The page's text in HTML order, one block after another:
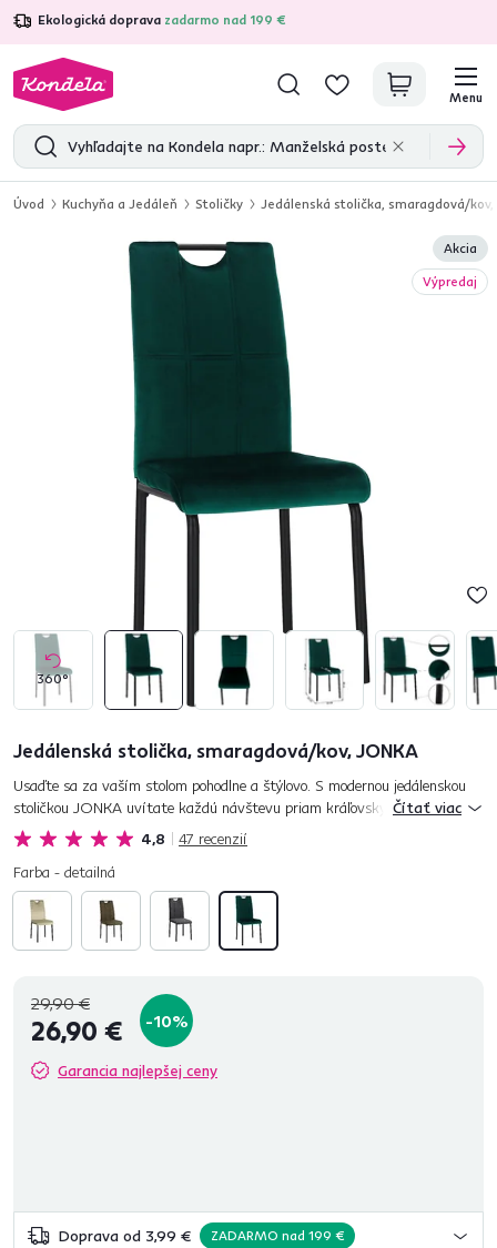
Ekologická doprava zadarmo nad 199 €
4,7 31 333overených produktových recenzií
Menu
Úvod Kuchyňa a Jedáleň Stoličky Jedálenská stolička, smaragdová/kov,
360°
Akcia
Výpredaj
Jedálenská stolička, smaragdová/kov, JONKA
4,8 47 recenzií
Usaďte sa za vaším stolom pohodlne a štýlovo. S modernou jedálenskou
stoličkou JONKA uvítate každú návštevu priam kráľovsky. Elegantné
prevedenie stoličky ponúkne vašej kuchyni či jedálni ten sprá...
Čítať viac
Farba - detailná
29,90 €
26,90 € -10%
Garancia najlepšej ceny
Doprava od 3,99 € ZADARMO nad 199 €